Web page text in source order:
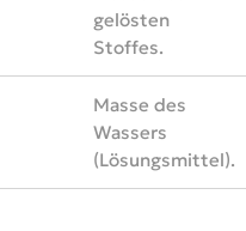
gelösten
Stoffes.
Masse des
Wassers
(Lösungsmittel).